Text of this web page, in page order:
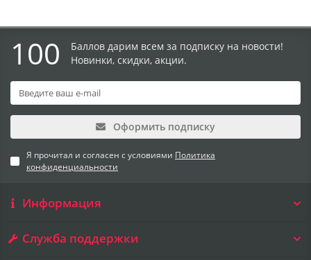
100
Баллов дарим всем за подписку на новости!
Новинки, скидки, акции.
Оформить подписку
Я прочитал и согласен с условиями Политика
конфиденциальности
Информация
Служба поддержки